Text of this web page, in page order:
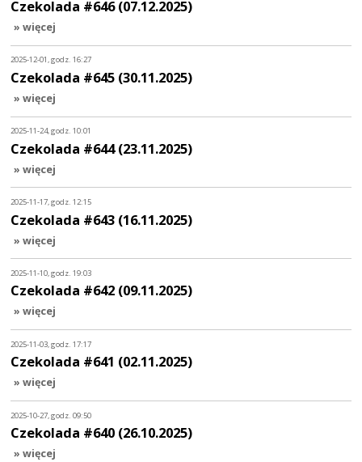
Czekolada #646 (07.12.2025)
» więcej
2025-12-01, godz. 16:27
Czekolada #645 (30.11.2025)
» więcej
2025-11-24, godz. 10:01
Czekolada #644 (23.11.2025)
» więcej
2025-11-17, godz. 12:15
Czekolada #643 (16.11.2025)
» więcej
2025-11-10, godz. 19:03
Czekolada #642 (09.11.2025)
» więcej
2025-11-03, godz. 17:17
Czekolada #641 (02.11.2025)
» więcej
2025-10-27, godz. 09:50
Czekolada #640 (26.10.2025)
» więcej